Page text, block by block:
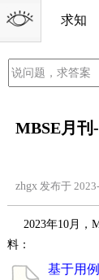
求知
MBSE月刊
zhgx 发布于
2023年10月，
料：
基于用